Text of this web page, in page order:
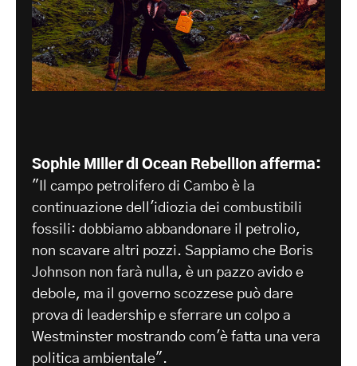
Sophie Miller di Ocean Rebellion afferma:
"Il campo petrolifero di Cambo è la
continuazione dell'idiozia dei combustibili
fossili: dobbiamo abbandonare il petrolio,
non scavare altri pozzi. Sappiamo che Boris
Johnson non farà nulla, è un pazzo avido e
debole, ma il governo scozzese può dare
prova di leadership e sferrare un colpo a
Westminster mostrando com'è fatta una vera
politica ambientale".